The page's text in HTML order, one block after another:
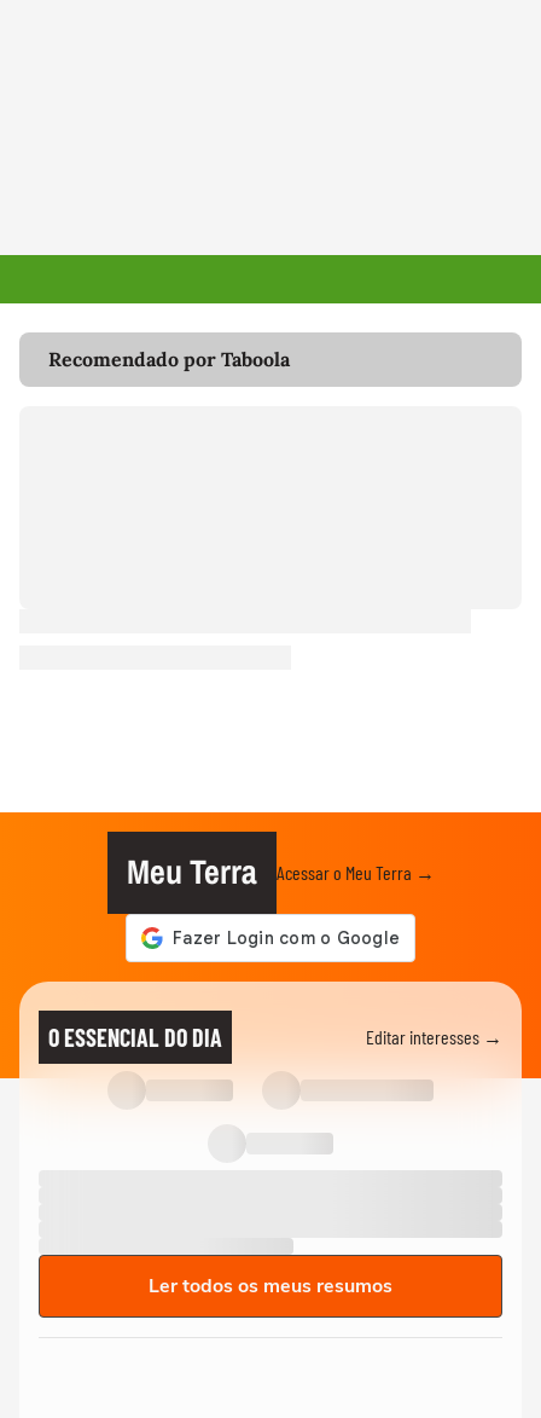
Recomendado por Taboola
Meu Terra Acessar o Meu Terra →
O ESSENCIAL DO DIA Editar interesses →
Ler todos os meus resumos